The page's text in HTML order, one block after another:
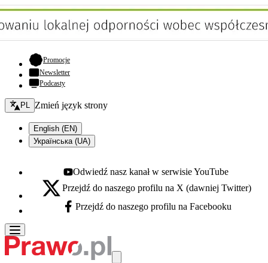
Promocje- otwiera się w nowej karcie
Newsletter
Podcasty
Zmień język - bieżący:
PL Zmień język strony
English (EN)
Українська (UA)
Youtube - otwiera się w nowej karcie
Odwiedź nasz kanał w serwisie YouTube
X - otwiera się w nowej karcie
Przejdź do naszego profilu na X (dawniej Twitter)
Facebook - otwiera się w nowej karcie
Przejdź do naszego profilu na Facebooku